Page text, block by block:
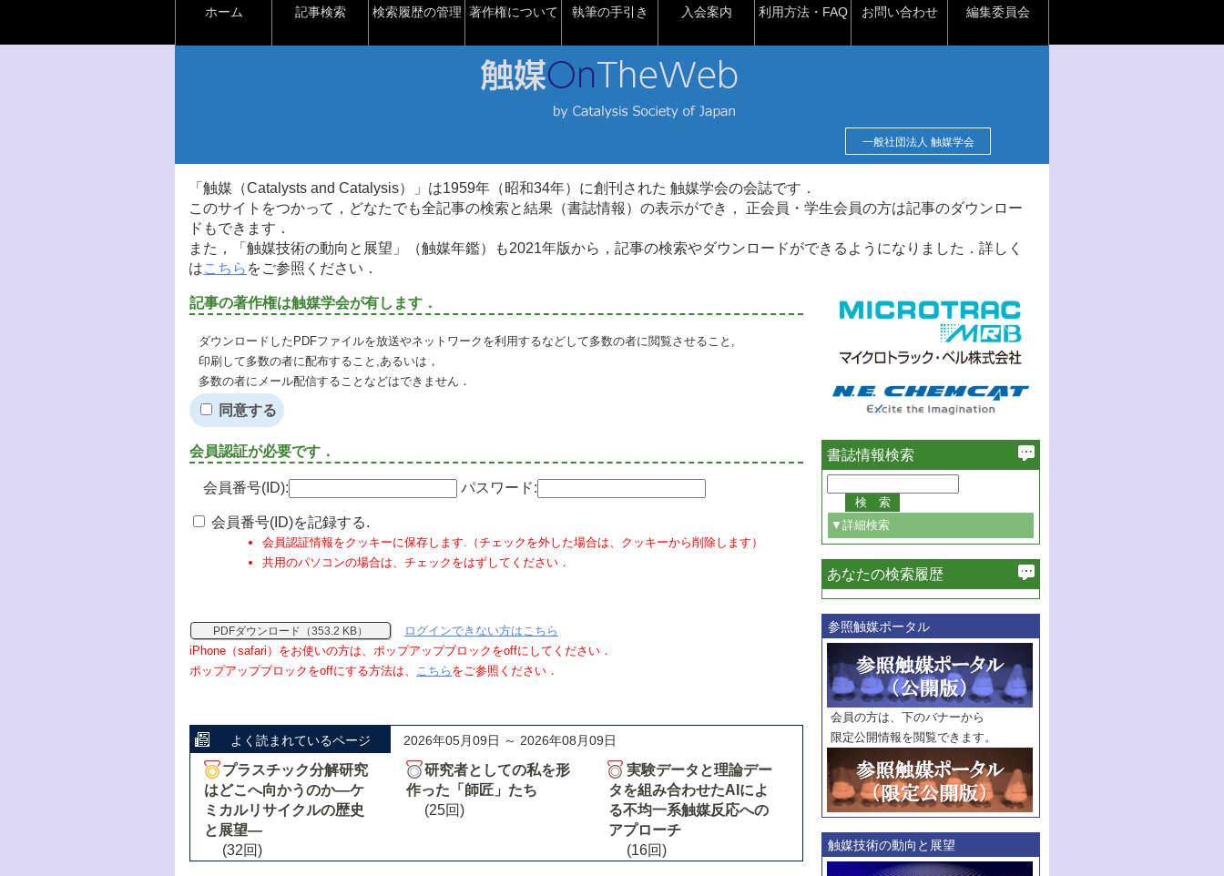
ホーム 記事検索 検索履歴の管理 著作権について 執筆の手引き 入会案内 利用方法・FAQ お問い合わせ 編集委員会
一般社団法人 触媒学会
「触媒（Catalysts and Catalysis）」は1959年（昭和34年）に創刊された 触媒学会の会誌です．
このサイトをつかって，どなたでも全記事の検索と結果（書誌情報）の表示ができ， 正会員・学生会員の方は記事のダウンロー
ドもできます．
また，「触媒技術の動向と展望」（触媒年鑑）も2021年版から，記事の検索やダウンロードができるようになりました．詳しく
はこちら をご参照ください．
記事の著作権は触媒学会が有します．
ダウンロードしたPDFファイルを放送やネットワークを利用するなどして多数の者に閲覧させること,
印刷して多数の者に配布すること,あるいは，
多数の者にメール配信することなどはできません．
同意する
会員認証が必要です．
会員番号(ID): パスワード:
会員番号(ID)を記録する.
会員認証情報をクッキーに保存します.（チェックを外した場合は、クッキーから削除します）
共用のパソコンの場合は、チェックをはずしてください．
PDFダウンロード（353.2 KB）
ログインできない方はこちら
iPhone（safari）をお使いの方は、ポップアップブロックをoffにしてください．
ポップアップブロックをoffにする方法は、 こちら をご参照ください．
よく読まれているページ 2026年05月09日 ～ 2026年08月09日
プラスチック分解研究
はどこへ向かうのか―ケ
ミカルリサイクルの歴史
と展望―
(32回)
研究者としての私を形
作った「師匠」たち
(25回)
実験データと理論デー
タを組み合わせたAIによ
る不均一系触媒反応への
アプローチ
(16回)
書誌情報検索
▼詳細検索
必ず含む
巻・号指定
巻
号
範囲指定
巻
号～
巻
号
触媒年鑑
年度
記事種別
マーク：
マークあり
あなたの検索履歴
参照触媒ポータル
会員の方は、下のバナーから
限定公開情報を閲覧できます。
触媒技術の動向と展望